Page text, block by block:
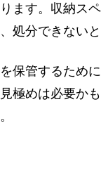
ます。収納ス
処分できない
保管するため
極めは必要か